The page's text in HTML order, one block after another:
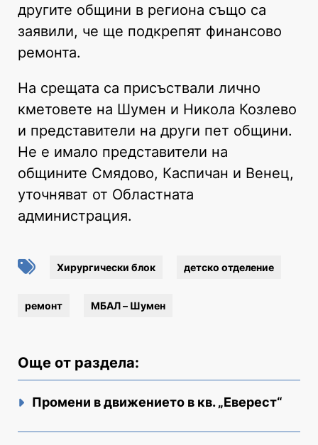
другите общини в региона също са
заявили, че ще подкрепят финансово
ремонта.
На срещата са присъствали лично
кметовете на Шумен и Никола Козлево
и представители на други пет общини.
Не е имало представители на
общините Смядово, Каспичан и Венец,
уточняват от Областната
администрация.
Хирургически блок детско отделение
ремонт МБАЛ – Шумен
Още от раздела:
Промени в движението в кв. „Еверест“